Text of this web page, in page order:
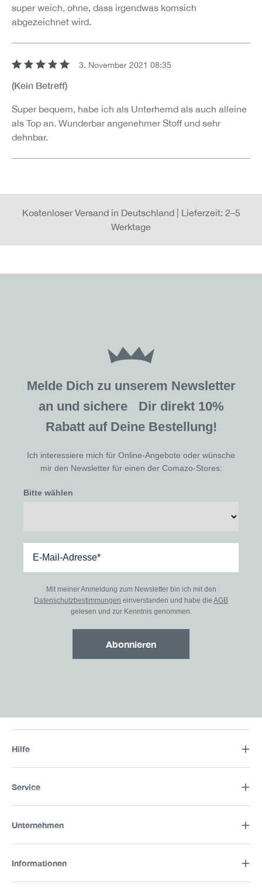
super weich, ohne, dass irgendwas komsich
abgezeichnet wird.
3. November 2021 08:35
(Kein Betreff)
Super bequem, habe ich als Unterhemd als auch alleine
als Top an. Wunderbar angenehmer Stoff und sehr
dehnbar.
Kostenloser Versand in Deutschland | Lieferzeit: 2–5
Werktage
Melde Dich zu unserem Newsletter
an und sichere Dir direkt 10%
Rabatt auf Deine Bestellung!
Ich interessiere mich für Online-Angebote oder wünsche
mir den Newsletter für einen der Comazo-Stores:
Bitte wählen
Mit meiner Anmeldung zum Newsletter bin ich mit den
Datenschutzbestimmungen einverstanden und habe die AGB
gelesen und zur Kenntnis genommen.
Abonnieren
Hilfe
Service
Unternehmen
Informationen